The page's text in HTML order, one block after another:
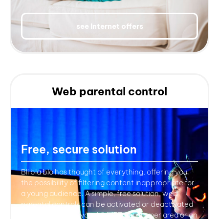
see Internet offers
Web parental control
Free, secure solution
Bli bla blo has thought of everything, offering you
the possibility of filtering content inappropriate for
a young audience. A simple, free solution, web
parental controls can be activated or deactivated
at any time, from your MYNET+ customer area or on